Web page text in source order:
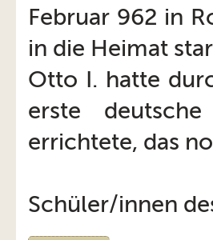
Februar 962 in
in die Heimat
Otto I. hatte
erste
errichtete, das
Schüler/innen